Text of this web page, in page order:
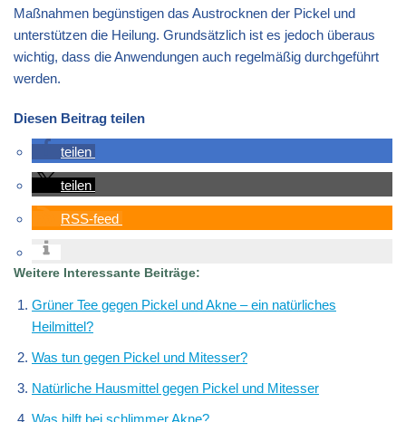
Maßnahmen begünstigen das Austrocknen der Pickel und
unterstützen die Heilung. Grundsätzlich ist es jedoch überaus
wichtig, dass die Anwendungen auch regelmäßig durchgeführt
werden.
Diesen Beitrag teilen
teilen
teilen
RSS-feed
Weitere Interessante Beiträge:
Grüner Tee gegen Pickel und Akne – ein natürliches
Heilmittel?
Was tun gegen Pickel und Mitesser?
Natürliche Hausmittel gegen Pickel und Mitesser